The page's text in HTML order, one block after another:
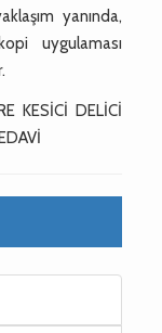
yanında,
uygulaması
KESİCİ DELİCİ